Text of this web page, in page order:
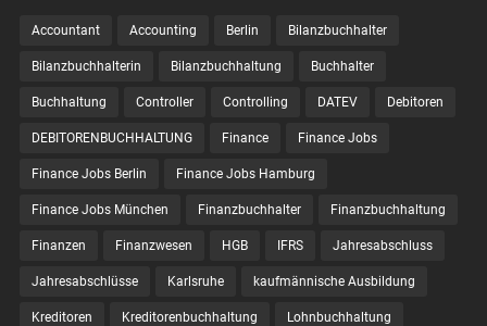
Accountant Accounting Berlin Bilanzbuchhalter
Bilanzbuchhalterin Bilanzbuchhaltung Buchhalter
Buchhaltung Controller Controlling DATEV Debitoren
DEBITORENBUCHHALTUNG Finance Finance Jobs
Finance Jobs Berlin Finance Jobs Hamburg
Finance Jobs München Finanzbuchhalter Finanzbuchhaltung
Finanzen Finanzwesen HGB IFRS Jahresabschluss
Jahresabschlüsse Karlsruhe kaufmännische Ausbildung
Kreditoren Kreditorenbuchhaltung Lohnbuchhaltung